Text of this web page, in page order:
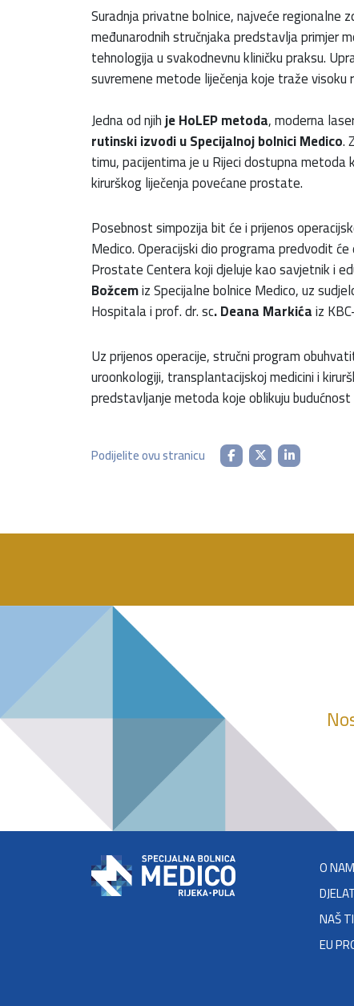
Suradnja privatne bolnice, najveće
međunarodnih stručnjaka predstavlja primjer
tehnologija u svakodnevnu kliničku praksu.
suvremene metode liječenja koje traže
Jedna od njihje HoLEP metoda, moderna
rutinski izvodi u Specijalnoj bolnici Medico.
timu, pacijentima je u Rijeci dostupna metoda
kirurškog liječenja povećane prostate.
Posebnost simpozija bit će i prijenos
Medico. Operacijski dio programa predvodit će
Prostate Centera koji djeluje kao savjetnik i
Božcemiz Specijalne bolnice Medico, uz
Hospitala i prof. dr. sc. Deana Markićaiz
Uz prijenos operacije, stručni program
uroonkologiji, transplantacijskoj medicini i
predstavljanje metoda koje oblikuju
Podijelite ovu stranicu
O
NAŠ
EU